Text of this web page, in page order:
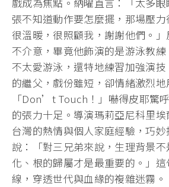
張不知道動作要怎麼擺，那場壓
很溫暖，很照顧我，謝謝他們。
不介意，畢竟他飾演的是游泳教
不太愛游泳，還特地練習加強演
的繼父，戲份雖短，卻情緒激烈地
「Don’t Touch！」嚇得皮耶驚
的張力十足。導演瑪莉亞尼科里
台灣的熱情與個人家庭經驗，巧
說：「對三兄弟來說，生理背景
化、根的歸屬才是最重要的。」
線，穿透世代與血緣的複雜迷霧。